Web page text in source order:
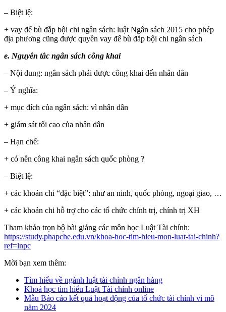
– Biệt lệ:
+ vay để bù đắp bội chi ngân sách: luật Ngân sách 2015 cho phép
địa phương cũng được quyền vay để bù đắp bội chi ngân sách
e. Nguyên tắc ngân sách công khai
– Nội dung: ngân sách phải được công khai đến nhân dân
– Ý nghĩa:
+ mục đích của ngân sách: vì nhân dân
+ giám sát tối cao của nhân dân
– Hạn chế:
+ có nên công khai ngân sách quốc phòng ?
– Biệt lệ:
+ các khoản chi “đặc biệt”: như an ninh, quốc phòng, ngoại giao, …
+ các khoản chi hỗ trợ cho các tổ chức chính trị, chính trị XH
Tham khảo trọn bộ bài giảng các môn học Luật Tài chính:
https://study.phapche.edu.vn/khoa-hoc-tim-hieu-mon-luat-tai-chinh?
ref=lnpc
Mời bạn xem thêm:
Tìm hiểu về ngành luật tài chính ngân hàng
Khoá học tìm hiểu Luật Tài chính online
Mẫu Báo cáo kết quả hoạt động của tổ chức tài chính vi mô
năm 2024